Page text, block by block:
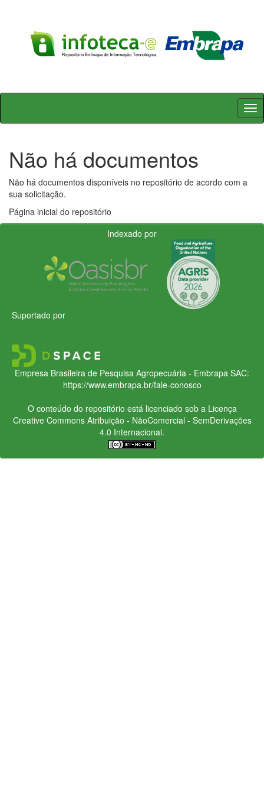
Skip
Não há documentos
Não há documentos disponíveis no repositório de acordo com a
sua solicitação.
Página inicial do repositório
Indexado por
Suportado por
Empresa Brasileira de Pesquisa Agropecuária - Embrapa SAC:
https://www.embrapa.br/fale-conosco
O conteúdo do repositório está licenciado sob a Licença
Creative CommonsAtribuição - NãoComercial - SemDerivações
4.0 Internacional.